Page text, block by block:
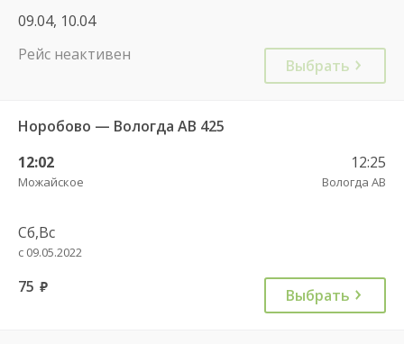
09.04, 10.04
Рейс неактивен
Выбрать
Норобово — Вологда АВ 425
12:02
Можайское
12:25
Вологда АВ
Сб,Вс
с 09.05.2022
75 руб. Выбрать